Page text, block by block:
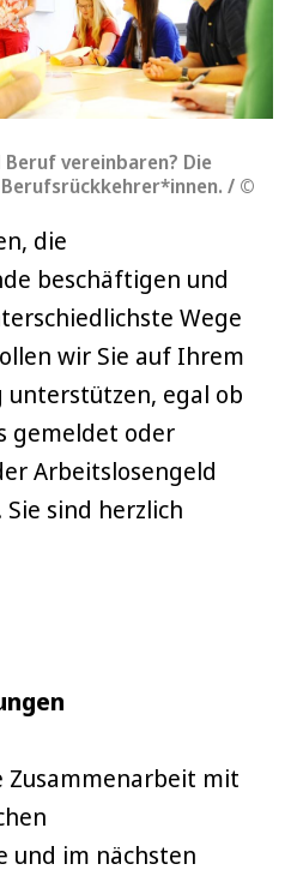
vereinbaren? Die
/ ©
die
beschäftigen und
Wege
wir Sie auf Ihrem
unterstützen, egal ob
gemeldet oder
Arbeitslosengeld
sind herzlich
Zusammenarbeit mit
und im nächsten